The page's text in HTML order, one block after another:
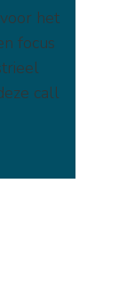
het
focus
call